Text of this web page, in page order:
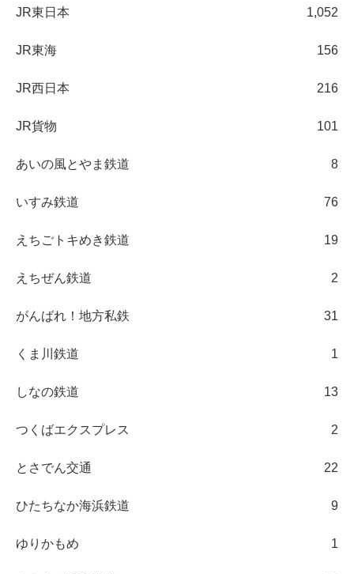
JR東日本 1,052
JR東海 156
JR西日本 216
JR貨物 101
あいの風とやま鉄道 8
いすみ鉄道 76
えちごトキめき鉄道 19
えちぜん鉄道 2
がんばれ！地方私鉄 31
くま川鉄道 1
しなの鉄道 13
つくばエクスプレス 2
とさでん交通 22
ひたちなか海浜鉄道 9
ゆりかもめ 1